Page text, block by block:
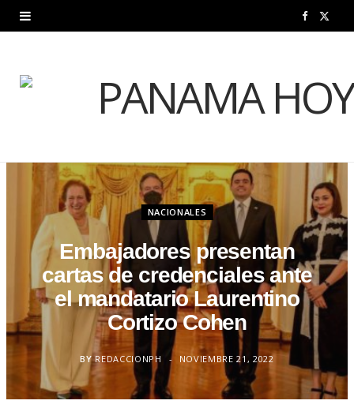
F
e
o
k
w
t
t
e
r
NACIONALES
Embajadores presentan
cartas de credenciales ante
el mandatario Laurentino
Cortizo Cohen
BY REDACCIONPH NOVIEMBRE 21, 2022